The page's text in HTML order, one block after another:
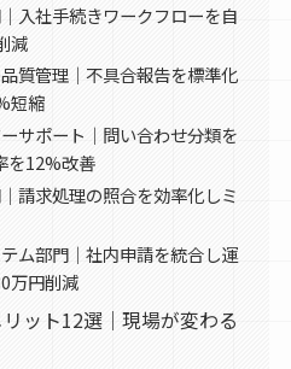
入社手続きワークフローを自
減
質管理｜不具合報告を標準化
短縮
サポート｜問い合わせ分類を
を12%改善
請求処理の照合を効率化しミ
ム部門｜社内申請を統合し運
万円削減
ット12選｜現場が変わる